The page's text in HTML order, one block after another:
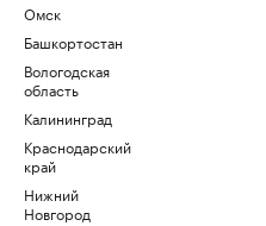
Омск
Башкортостан
Вологодская
область
Калининград
Краснодарский
край
Нижний
Новгород